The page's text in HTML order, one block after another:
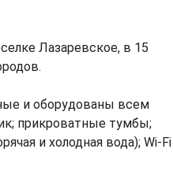
Лазаревское, в 15
и оборудованы всем
прикроватные тумбы;
и холодная вода); Wi-Fi